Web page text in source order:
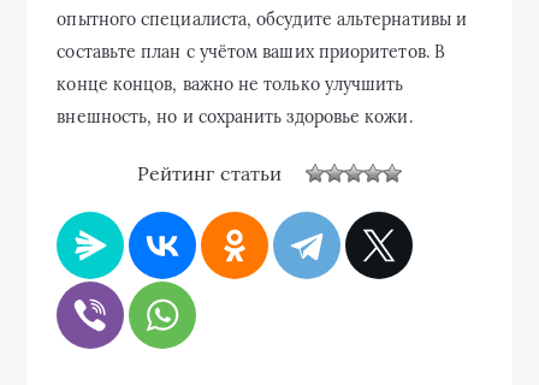
опытного специалиста, обсудите альтернативы и
составьте план с учётом ваших приоритетов. В
конце концов, важно не только улучшить
внешность, но и сохранить здоровье кожи.
Рейтинг статьи